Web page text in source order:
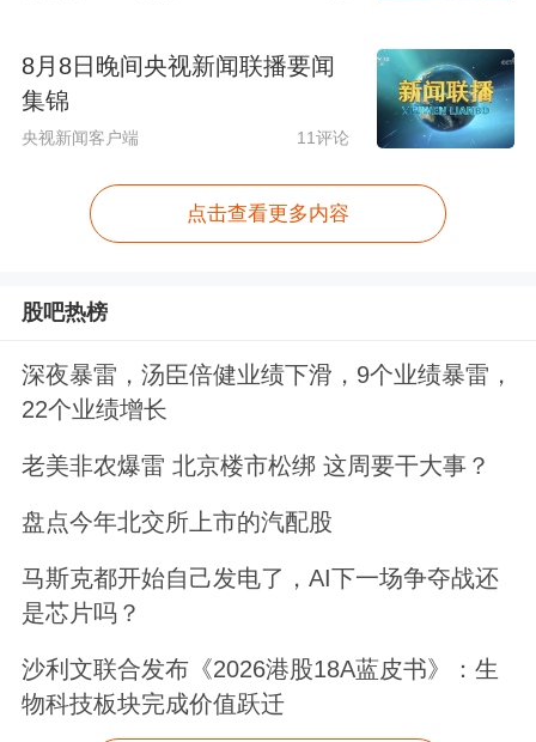
8月8日晚间央视新闻联播要闻
集锦
央视新闻客户端 11评论
点击查看更多内容
股吧热榜
深夜暴雷，汤臣倍健业绩下滑，9个业绩暴雷，
22个业绩增长
老美非农爆雷 北京楼市松绑 这周要干大事？
盘点今年北交所上市的汽配股
马斯克都开始自己发电了，AI下一场争夺战还
是芯片吗？
沙利文联合发布《2026港股18A蓝皮书》：生
物科技板块完成价值跃迁